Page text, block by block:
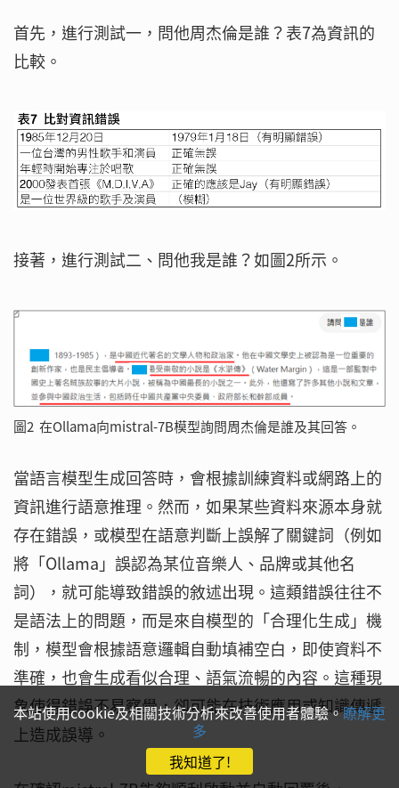
首先，進行測試一，問他周杰倫是誰？表7為資訊的
比較。
接著，進行測試二、問他我是誰？如圖2所示。
圖2 在Ollama向mistral-7B模型詢問周杰倫是誰及其回答。
當語言模型生成回答時，會根據訓練資料或網路上的
資訊進行語意推理。然而，如果某些資料來源本身就
存在錯誤，或模型在語意判斷上誤解了關鍵詞（例如
將「Ollama」誤認為某位音樂人、品牌或其他名
詞），就可能導致錯誤的敘述出現。這類錯誤往往不
是語法上的問題，而是來自模型的「合理化生成」機
制，模型會根據語意邏輯自動填補空白，即使資料不
準確，也會生成看似合理、語氣流暢的內容。這種現
象使得錯誤不易察覺，卻可能在技術應用或知識傳遞
上造成誤導。
本站使用cookie及相關技術分析來改善使用者體驗。瞭解更
多
我知道了!